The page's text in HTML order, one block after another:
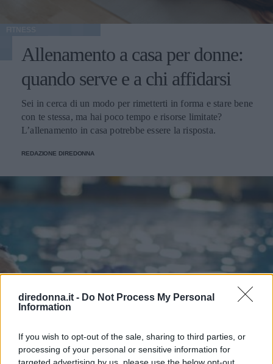
diredonna.it - Do Not Process My Personal
Information
If you wish to opt-out of the sale, sharing to third parties, or
processing of your personal or sensitive information for
Allenamento a casa per donne:
quando serve e a chi affidarsi
Sei in cerca di un modo per rimetterti in forma e stare bene
con te stessa, ma hai poco tempo e risorse limitate?
L’allenamento in casa potrebbe essere la risposta.
REDAZIONE DIREDONNA